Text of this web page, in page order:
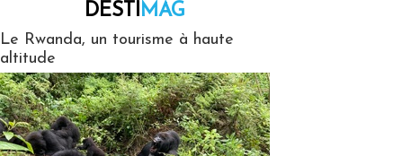
DESTIMAG
Le Rwanda, un tourisme à haute
altitude